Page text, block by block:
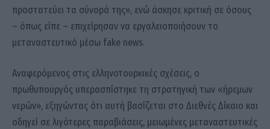
προστατεύει τα σύνορά της», ενώ άσκησε κριτική σε όσους
– όπως είπε – επιχείρησαν να εργαλειοποιήσουν το
μεταναστευτικό μέσω fake news.
Αναφερόμενος στις ελληνοτουρκικές σχέσεις, ο
πρωθυπουργός υπερασπίστηκε τη στρατηγική των «ήρεμων
νερών», εξηγώντας ότι αυτή βασίζεται στο Διεθνές Δίκαιο και
οδηγεί σε λιγότερες παραβιάσεις, μειωμένες μεταναστευτικές